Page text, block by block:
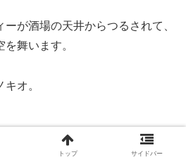
が酒場の天井からつるされて、
舞います。
オ。
トップ サイドバー